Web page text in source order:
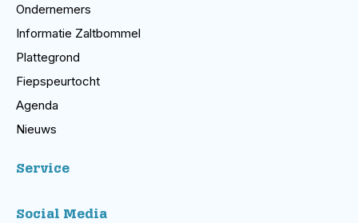
Ondernemers
Informatie Zaltbommel
Plattegrond
Fiepspeurtocht
Agenda
Nieuws
Service
Social Media